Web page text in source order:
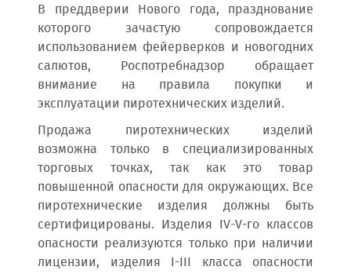
В преддверии Нового года, празднование
которого зачастую сопровождается
использованием фейерверков и новогодних
салютов, Роспотребнадзор обращает
внимание на правила покупки и
эксплуатации пиротехнических изделий.
Продажа пиротехнических изделий
возможна только в специализированных
торговых точках, так как это товар
повышенной опасности для окружающих. Все
пиротехнические изделия должны быть
сертифицированы. Изделия IV-V-го классов
опасности реализуются только при наличии
лицензии, изделия I-III класса опасности